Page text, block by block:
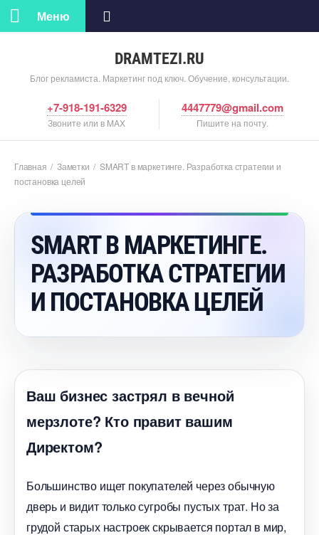
DRAMTEZI.RU
Блог рекламиста. Маркетинг под ключ. Обучение, консультации.
Меню
+7-918-191-6329
Звоните или в MAX
4447779@gmail.com
Пишите на почту.
Главная / Заметки / SMART в маркетинге. Разработка стратегии и
постановка целей
SMART В МАРКЕТИНГЕ.
РАЗРАБОТКА СТРАТЕГИИ
И ПОСТАНОВКА ЦЕЛЕЙ
аш бизнес застрял в вечной
мерзлоте? Кто правит вашим
Директом?
Большинство ищет покупателей через обычную
дверь и видит только сугробы пустых трат. Но за
рудой старых настроек скрывается портал в мир,